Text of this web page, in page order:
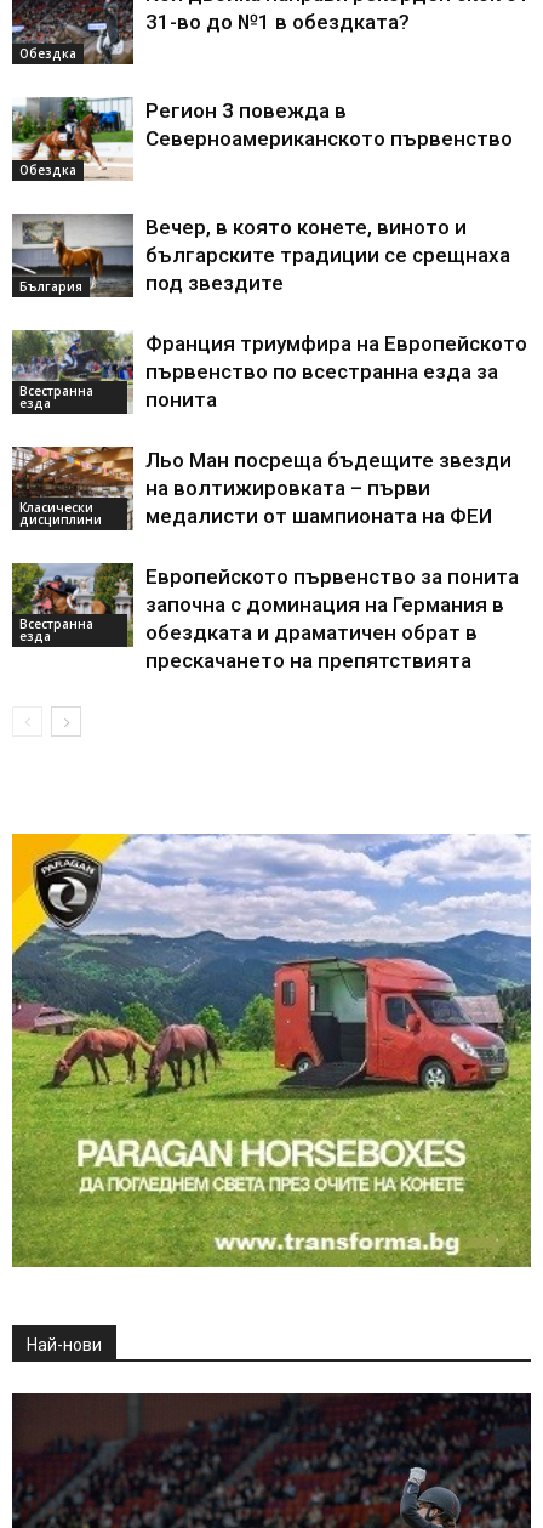
Обездка
31-во до №1 в обездката?
Обездка
Регион 3 повежда в
Северноамериканското първенство
България
Вечер, в която конете, виното и
българските традиции се срещнаха
под звездите
Всестранна
езда
Франция триумфира на Европейското
първенство по всестранна езда за
понита
Класически
дисциплини
Льо Ман посреща бъдещите звезди
на волтижировката – първи
медалисти от шампионата на ФЕИ
Всестранна
езда
Европейското първенство за понита
започна с доминация на Германия в
обездката и драматичен обрат в
прескачането на препятствията
Най-нови